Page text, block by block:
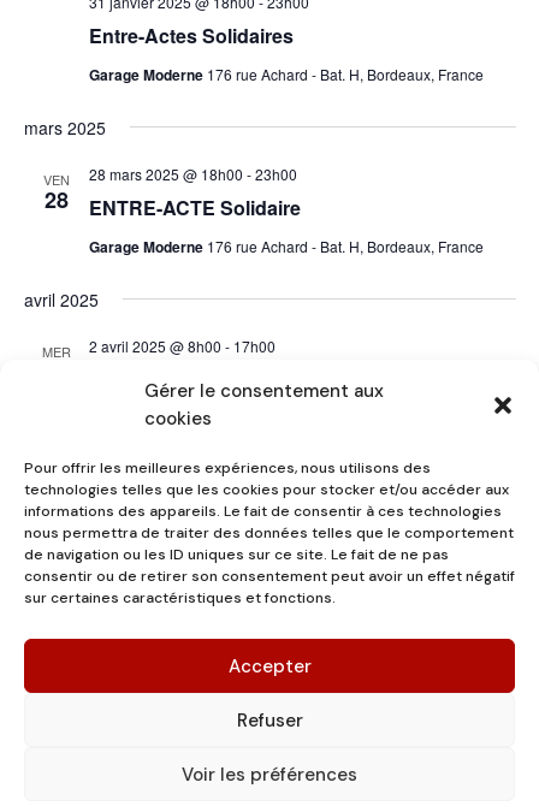
Gérer le consentement aux
cookies
Pour offrir les meilleures expériences, nous utilisons des
technologies telles que les cookies pour stocker et/ou accéder aux
informations des appareils. Le fait de consentir à ces technologies
nous permettra de traiter des données telles que le comportement
de navigation ou les ID uniques sur ce site. Le fait de ne pas
consentir ou de retirer son consentement peut avoir un effet négatif
sur certaines caractéristiques et fonctions.
Accepter
Refuser
Voir les préférences
Entre-Actes Solidaires
Garage Moderne 176 rue Achard - Bat. H, Bordeaux, France
mars 2025
VEN
28 ENTRE-ACTE Solidaire
28 mars 2025 @ 18h00 -23h00
Garage Moderne 176 rue Achard - Bat. H, Bordeaux, France
avril 2025
MER
Les Entre-Actes Solidaires #9
2 avril 2025 @ 8h00 - 17h00
Évènements
précédents Aujourd’hui Évènements
suivants
S’abonner au calendrier